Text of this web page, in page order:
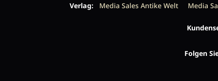
Verlag: Media Sales Antike Welt Media
Folgen